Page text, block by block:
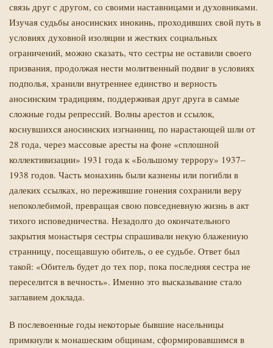
связь друг с другом, со своими наставницами и духовниками.
Изучая судьбы аносинских инокинь, проходивших свой путь в
условиях духовной изоляции и жестких социальных
ограничений, можно сказать, что сестры не оставили своего
призвания, продолжая нести молитвенный подвиг в условиях
подполья, хранили внутреннее единство и верность
аносинским традициям, поддерживая друг друга в самые
сложные годы репрессий. Волны арестов и ссылок,
коснувшихся аносинских изгнанниц, по нарастающей шли от
28 года, через массовые аресты на фоне «сплошной
коллективизации» 1931 года к «Большому террору» 1937–
1938 годов. Часть монахинь были казнены или погибли в
далеких ссылках, но пережившие гонения сохранили веру
непоколебимой, превращая свою повседневную жизнь в акт
тихого исповедничества. Незадолго до окончательного
закрытия монастыря сестры спрашивали некую блаженную
странницу, посещавшую обитель, о ее судьбе. Ответ был
такой: «Обитель будет до тех пор, пока последняя сестра не
переселится в вечность». Именно это высказывание стало
заглавием доклада.
В послевоенные годы некоторые бывшие насельницы
примкнули к монашеским общинам, сформировавшимся в